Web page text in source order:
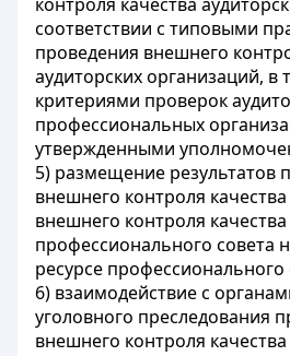
соответствии с типовыми
проведения внешнего
аудиторских организаций, в
критериями проверок
профессиональных
утвержденными
5) размещение результатов
внешнего контроля
внешнего контроля качества
профессионального совета
ресурсе профессионального
6) взаимодействие с
уголовного преследования
внешнего контроля